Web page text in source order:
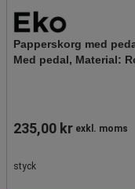
Papperskorg med
Med pedal, Material:
235,00 kr exkl. moms
styck